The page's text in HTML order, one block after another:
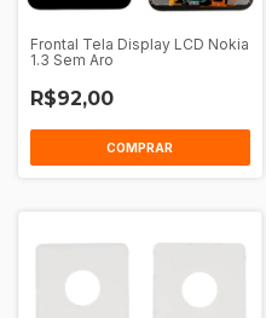
Frontal Tela Display LCD Nokia
1.3 Sem Aro
R$92,00
COMPRAR